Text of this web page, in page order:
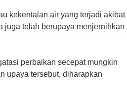
kekentalan air yang terjadi akibat
juga telah berupaya menjernihkan
perbaikan secepat mungkin
upaya tersebut, diharapkan